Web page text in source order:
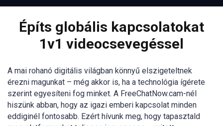
Építs globális kapcsolatokat
1v1 videocsevegéssel
A mai rohanó digitális világban könnyű elszigeteltnek
érezni magunkat – még akkor is, ha a technológia ígérete
szerint egyesíteni fog minket. A FreeChatNow.cam-nél
hiszünk abban, hogy az igazi emberi kapcsolat minden
eddiginél fontosabb. Ezért hívunk meg, hogy tapasztald